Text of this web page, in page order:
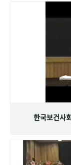
한국보건사